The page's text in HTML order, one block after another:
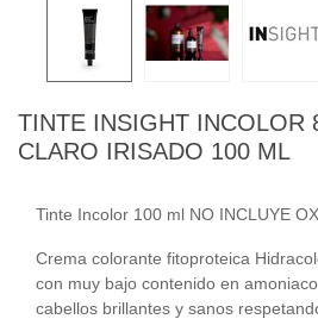
TINTE INSIGHT INCOLOR
CLARO IRISADO 100 ML
Tinte Incolor 100 ml NO INCLUYE
Crema colorante fitoproteica
con muy bajo contenido en
cabellos brillantes y sanos